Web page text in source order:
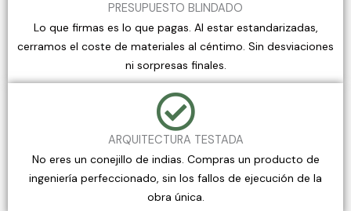
PRESUPUESTO BLINDADO
Lo que firmas es lo que pagas. Al estar estandarizadas,
cerramos el coste de materiales al céntimo. Sin desviaciones
ni sorpresas finales.
ARQUITECTURA TESTADA
No eres un conejillo de indias. Compras un producto de
ingeniería perfeccionado, sin los fallos de ejecución de la
obra única.